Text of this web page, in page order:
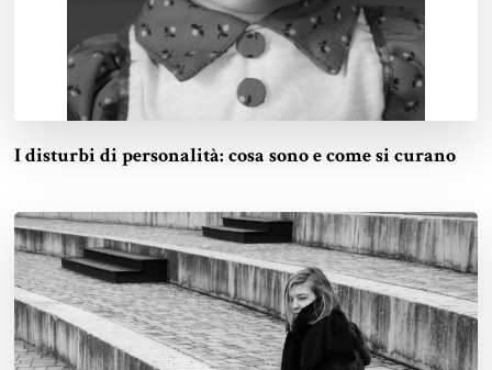
I disturbi di personalità: cosa sono e come si curano